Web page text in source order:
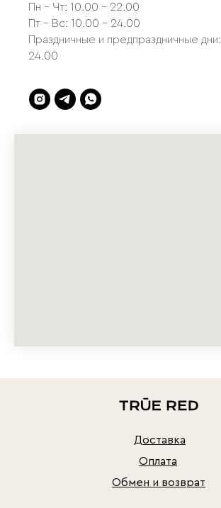
Пн - Чт: 10.00 - 22.00
Пт - Вс: 10.00 - 24.00
Праздничные и предпраздничные
24.00
Доставка
Оплата
Обмен и возврат